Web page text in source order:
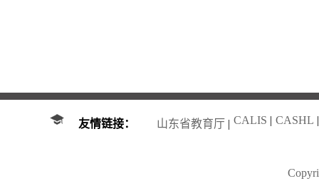
友情链接： 山东省教育厅 | CALIS | CASHL |